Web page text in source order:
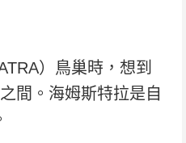
）鳥巢時，想到
間。海姆斯特拉是自